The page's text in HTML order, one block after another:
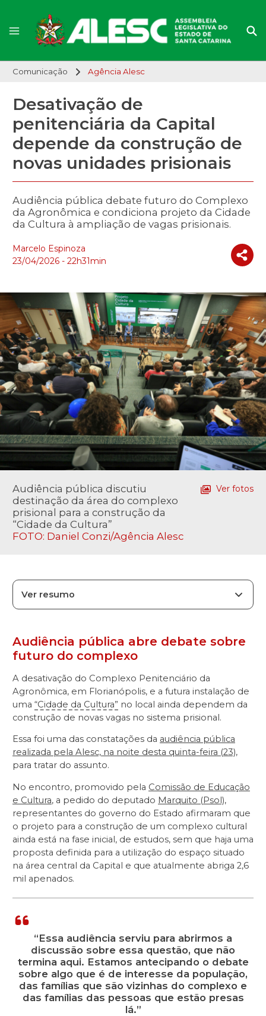
Comunicação Agência Alesc
Desativação de
penitenciária da Capital
depende da construção de
novas unidades prisionais
Audiência pública debate futuro do Complexo
da Agronômica e condiciona projeto da Cidade
da Cultura à ampliação de vagas prisionais.
Marcelo Espinoza
23/04/2026 - 22h31min
Audiência pública discutiu
destinação da área do complexo
prisional para a construção da
“Cidade da Cultura”
FOTO: Daniel Conzi/Agência Alesc
Ver fotos
Ver resumo
Audiência pública abre debate sobre
futuro do complexo
A desativação do Complexo Penitenciário da
Agronômica, em Florianópolis, e a futura instalação de
uma “Cidade da Cultura” no local ainda dependem da
construção de novas vagas no sistema prisional.
Essa foi uma das constatações da audiência pública
realizada pela Alesc, na noite desta quinta-feira (23),
para tratar do assunto.
No encontro, promovido pela Comissão de Educação
e Cultura, a pedido do deputado Marquito (Psol),
representantes do governo do Estado afirmaram que
o projeto para a construção de um complexo cultural
ainda está na fase inicial, de estudos, sem que haja uma
proposta definida para a utilização do espaço situado
na área central da Capital e que atualmente abriga 2,6
mil apenados.
“Essa audiência serviu para abrirmos a
discussão sobre essa questão, que não
termina aqui. Estamos antecipando o debate
sobre algo que é de interesse da população,
das famílias que são vizinhas do complexo e
das famílias das pessoas que estão presas
lá.”